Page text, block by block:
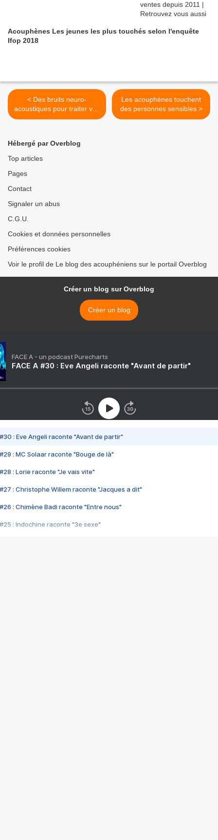
Acouphènes Les jeunes les plus touchés selon l'enquête
Ifop 2018
< Des bruits neuro-
acoustiques pour traiter vos
acouphènes
Les acouphènes touchent
des personnes sensibles >
Hébergé par Overblog
Top articles
Pages
Contact
Signaler un abus
C.G.U.
Cookies et données personnelles
Préférences cookies
Voir le profil de Le blog des acouphéniens sur le portail Overblog
Créer un blog sur Overblog
Créer un blog
FACE A - un podcast Purecharts
FACE A #30 : Eve Angeli raconte "Avant de partir"
#30 : Eve Angeli raconte "Avant de partir"
#29 : MC Solaar raconte "Bouge de là"
#28 : Lorie raconte "Je vais vite"
#27 : Christophe Willem raconte "Jacques a dit"
#26 : Chimène Badi raconte "Entre nous"
#25 : Indochine raconte "3e sexe"